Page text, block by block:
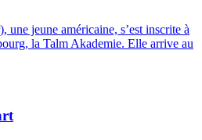
une jeune américaine, s’est inscrite à
la Talm Akademie. Elle arrive au